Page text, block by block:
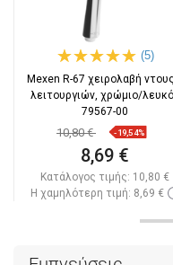
(5)
Mexen R-67 χειρολαβή
λειτουργιών, χρώμιο/
79567-00
10,80 € -19,54%
8,69 €
Κατάλογος τιμής: 10,80 €
Η χαμηλότερη τιμή: 8,69 €